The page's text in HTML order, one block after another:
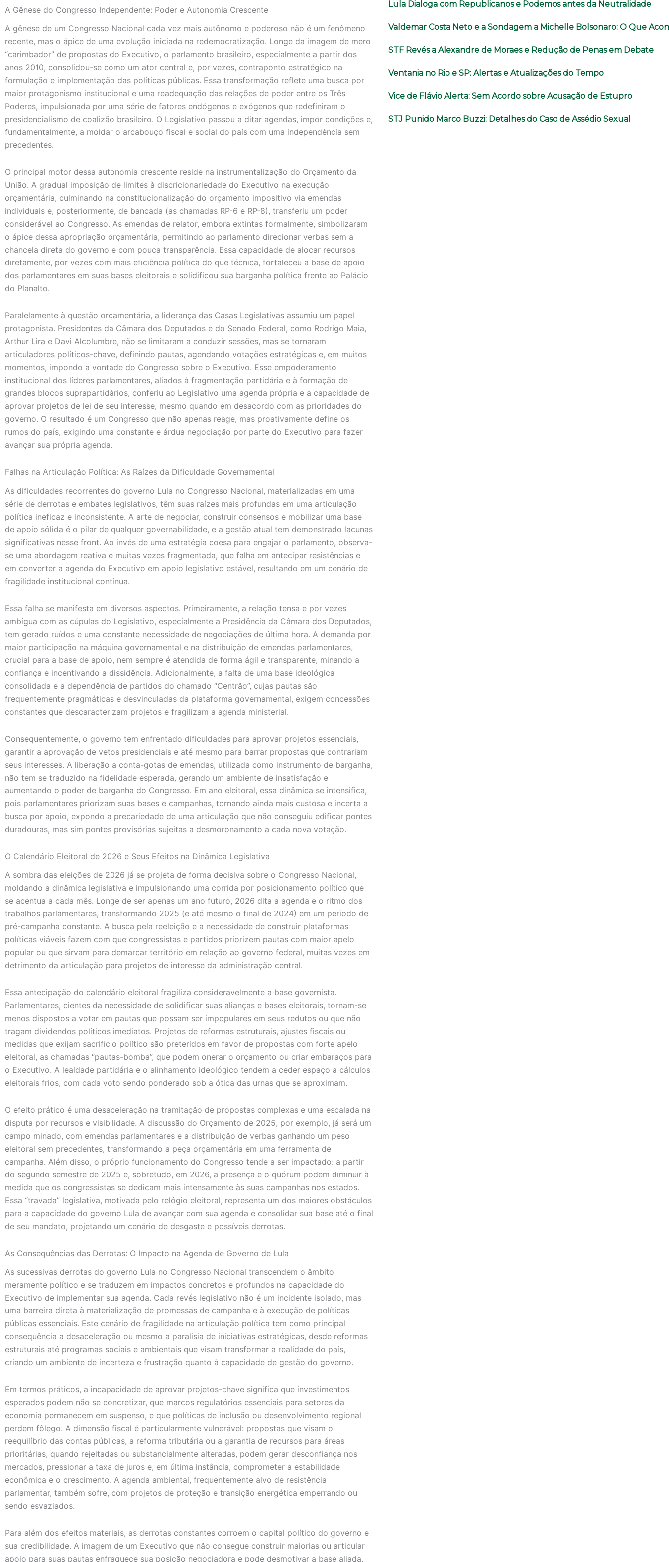
A Gênese do Congresso Independente: Poder e Autonomia Crescente
A gênese de um Congresso Nacional cada vez mais autônomo e poderoso não é um fenômeno
recente, mas o ápice de uma evolução iniciada na redemocratização. Longe da imagem de mero
“carimbador” de propostas do Executivo, o parlamento brasileiro, especialmente a partir dos
anos 2010, consolidou-se como um ator central e, por vezes, contraponto estratégico na
formulação e implementação das políticas públicas. Essa transformação reflete uma busca por
maior protagonismo institucional e uma readequação das relações de poder entre os Três
Poderes, impulsionada por uma série de fatores endógenos e exógenos que redefiniram o
presidencialismo de coalizão brasileiro. O Legislativo passou a ditar agendas, impor condições e,
fundamentalmente, a moldar o arcabouço fiscal e social do país com uma independência sem
precedentes.
O principal motor dessa autonomia crescente reside na instrumentalização do Orçamento da
União. A gradual imposição de limites à discricionariedade do Executivo na execução
orçamentária, culminando na constitucionalização do orçamento impositivo via emendas
individuais e, posteriormente, de bancada (as chamadas RP-6 e RP-8), transferiu um poder
considerável ao Congresso. As emendas de relator, embora extintas formalmente, simbolizaram
o ápice dessa apropriação orçamentária, permitindo ao parlamento direcionar verbas sem a
chancela direta do governo e com pouca transparência. Essa capacidade de alocar recursos
diretamente, por vezes com mais eficiência política do que técnica, fortaleceu a base de apoio
dos parlamentares em suas bases eleitorais e solidificou sua barganha política frente ao Palácio
do Planalto.
Paralelamente à questão orçamentária, a liderança das Casas Legislativas assumiu um papel
protagonista. Presidentes da Câmara dos Deputados e do Senado Federal, como Rodrigo Maia,
Arthur Lira e Davi Alcolumbre, não se limitaram a conduzir sessões, mas se tornaram
articuladores políticos-chave, definindo pautas, agendando votações estratégicas e, em muitos
momentos, impondo a vontade do Congresso sobre o Executivo. Esse empoderamento
institucional dos líderes parlamentares, aliados à fragmentação partidária e à formação de
grandes blocos suprapartidários, conferiu ao Legislativo uma agenda própria e a capacidade de
aprovar projetos de lei de seu interesse, mesmo quando em desacordo com as prioridades do
governo. O resultado é um Congresso que não apenas reage, mas proativamente define os
rumos do país, exigindo uma constante e árdua negociação por parte do Executivo para fazer
avançar sua própria agenda.
Falhas na Articulação Política: As Raízes da Dificuldade Governamental
As dificuldades recorrentes do governo Lula no Congresso Nacional, materializadas em uma
série de derrotas e embates legislativos, têm suas raízes mais profundas em uma articulação
política ineficaz e inconsistente. A arte de negociar, construir consensos e mobilizar uma base
de apoio sólida é o pilar de qualquer governabilidade, e a gestão atual tem demonstrado lacunas
significativas nesse front. Ao invés de uma estratégia coesa para engajar o parlamento, observa-
se uma abordagem reativa e muitas vezes fragmentada, que falha em antecipar resistências e
em converter a agenda do Executivo em apoio legislativo estável, resultando em um cenário de
fragilidade institucional contínua.
Essa falha se manifesta em diversos aspectos. Primeiramente, a relação tensa e por vezes
ambígua com as cúpulas do Legislativo, especialmente a Presidência da Câmara dos Deputados,
tem gerado ruídos e uma constante necessidade de negociações de última hora. A demanda por
maior participação na máquina governamental e na distribuição de emendas parlamentares,
crucial para a base de apoio, nem sempre é atendida de forma ágil e transparente, minando a
confiança e incentivando a dissidência. Adicionalmente, a falta de uma base ideológica
consolidada e a dependência de partidos do chamado “Centrão”, cujas pautas são
frequentemente pragmáticas e desvinculadas da plataforma governamental, exigem concessões
constantes que descaracterizam projetos e fragilizam a agenda ministerial.
Consequentemente, o governo tem enfrentado dificuldades para aprovar projetos essenciais,
garantir a aprovação de vetos presidenciais e até mesmo para barrar propostas que contrariam
seus interesses. A liberação a conta-gotas de emendas, utilizada como instrumento de barganha,
não tem se traduzido na fidelidade esperada, gerando um ambiente de insatisfação e
aumentando o poder de barganha do Congresso. Em ano eleitoral, essa dinâmica se intensifica,
pois parlamentares priorizam suas bases e campanhas, tornando ainda mais custosa e incerta a
busca por apoio, expondo a precariedade de uma articulação que não conseguiu edificar pontes
duradouras, mas sim pontes provisórias sujeitas a desmoronamento a cada nova votação.
O Calendário Eleitoral de 2026 e Seus Efeitos na Dinâmica Legislativa
A sombra das eleições de 2026 já se projeta de forma decisiva sobre o Congresso Nacional,
moldando a dinâmica legislativa e impulsionando uma corrida por posicionamento político que
se acentua a cada mês. Longe de ser apenas um ano futuro, 2026 dita a agenda e o ritmo dos
trabalhos parlamentares, transformando 2025 (e até mesmo o final de 2024) em um período de
pré-campanha constante. A busca pela reeleição e a necessidade de construir plataformas
políticas viáveis fazem com que congressistas e partidos priorizem pautas com maior apelo
popular ou que sirvam para demarcar território em relação ao governo federal, muitas vezes em
detrimento da articulação para projetos de interesse da administração central.
Essa antecipação do calendário eleitoral fragiliza consideravelmente a base governista.
Parlamentares, cientes da necessidade de solidificar suas alianças e bases eleitorais, tornam-se
menos dispostos a votar em pautas que possam ser impopulares em seus redutos ou que não
tragam dividendos políticos imediatos. Projetos de reformas estruturais, ajustes fiscais ou
medidas que exijam sacrifício político são preteridos em favor de propostas com forte apelo
eleitoral, as chamadas “pautas-bomba”, que podem onerar o orçamento ou criar embaraços para
o Executivo. A lealdade partidária e o alinhamento ideológico tendem a ceder espaço a cálculos
eleitorais frios, com cada voto sendo ponderado sob a ótica das urnas que se aproximam.
O efeito prático é uma desaceleração na tramitação de propostas complexas e uma escalada na
disputa por recursos e visibilidade. A discussão do Orçamento de 2025, por exemplo, já será um
campo minado, com emendas parlamentares e a distribuição de verbas ganhando um peso
eleitoral sem precedentes, transformando a peça orçamentária em uma ferramenta de
campanha. Além disso, o próprio funcionamento do Congresso tende a ser impactado: a partir
do segundo semestre de 2025 e, sobretudo, em 2026, a presença e o quórum podem diminuir à
medida que os congressistas se dedicam mais intensamente às suas campanhas nos estados.
Essa “travada” legislativa, motivada pelo relógio eleitoral, representa um dos maiores obstáculos
para a capacidade do governo Lula de avançar com sua agenda e consolidar sua base até o final
de seu mandato, projetando um cenário de desgaste e possíveis derrotas.
As Consequências das Derrotas: O Impacto na Agenda de Governo de Lula
As sucessivas derrotas do governo Lula no Congresso Nacional transcendem o âmbito
meramente político e se traduzem em impactos concretos e profundos na capacidade do
Executivo de implementar sua agenda. Cada revés legislativo não é um incidente isolado, mas
uma barreira direta à materialização de promessas de campanha e à execução de políticas
públicas essenciais. Este cenário de fragilidade na articulação política tem como principal
consequência a desaceleração ou mesmo a paralisia de iniciativas estratégicas, desde reformas
estruturais até programas sociais e ambientais que visam transformar a realidade do país,
criando um ambiente de incerteza e frustração quanto à capacidade de gestão do governo.
Em termos práticos, a incapacidade de aprovar projetos-chave significa que investimentos
esperados podem não se concretizar, que marcos regulatórios essenciais para setores da
economia permanecem em suspenso, e que políticas de inclusão ou desenvolvimento regional
perdem fôlego. A dimensão fiscal é particularmente vulnerável: propostas que visam o
reequilíbrio das contas públicas, a reforma tributária ou a garantia de recursos para áreas
prioritárias, quando rejeitadas ou substancialmente alteradas, podem gerar desconfiança nos
mercados, pressionar a taxa de juros e, em última instância, comprometer a estabilidade
econômica e o crescimento. A agenda ambiental, frequentemente alvo de resistência
parlamentar, também sofre, com projetos de proteção e transição energética emperrando ou
sendo esvaziados.
Para além dos efeitos materiais, as derrotas constantes corroem o capital político do governo e
sua credibilidade. A imagem de um Executivo que não consegue construir maiorias ou articular
apoio para suas pautas enfraquece sua posição negociadora e pode desmotivar a base aliada,
Lula Dialoga com Republicanos e Podemos antes da Neutralidade
Valdemar Costa Neto e a Sondagem a Michelle Bolsonaro: O Que
STF Revés a Alexandre de Moraes e Redução de Penas em Debate
Ventania no Rio e SP: Alertas e Atualizações do Tempo
Vice de Flávio Alerta: Sem Acordo sobre Acusação de Estupro
STJ Punido Marco Buzzi: Detalhes do Caso de Assédio Sexual